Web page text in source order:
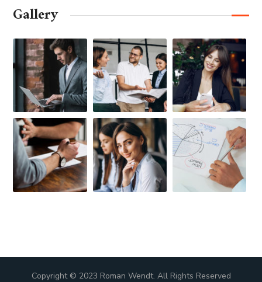
Gallery
Copyright © 2023 Roman Wendt. All Rights Reserved